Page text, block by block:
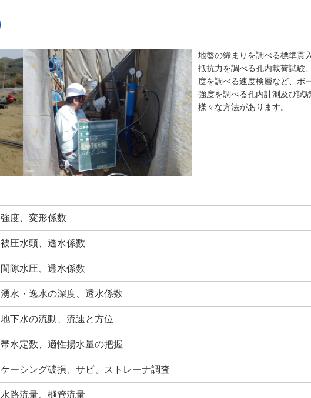
地盤の締まりを調べる標準貫
抵抗力を調べる孔内載荷試験
度を調べる速度検層など、ボ
強度を調べる孔内計測及び試
様々な方法があります。
強度、変形係数
被圧水頭、透水係数
間隙水圧、透水係数
湧水・逸水の深度、透水係数
地下水の流動、流速と方位
帯水定数、適性揚水量の把握
ケーシング破損、サビ、ストレーナ調査
水路流量、樋管流量